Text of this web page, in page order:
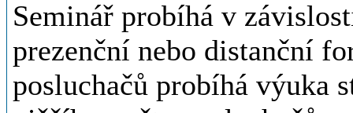
Seminář probíhá v
prezenční nebo distanční
posluchačů probíhá výuka